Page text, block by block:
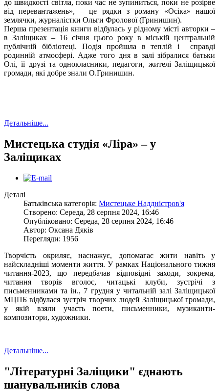
до швидкості світла, поки час не зупиниться, поки не розірве
від перевантажень», – це рядки з роману «Осіка» нашої
землячки, журналістки Ольги Фролової (Гринишин).
Перша презентація книги відбулась у рідному місті авторки –
в Заліщиках – 16 січня цього року в міській центральній
публічній бібліотеці. Подія пройшла в теплій і справді
родинній атмосфері. Адже того дня в залі зібралися батьки
Олі, її друзі та однокласники, педагоги, жителі Заліщицької
громади, які добре знали О.Гринишин.
Детальніше...
Мистецька студія «Ліра» – у
Заліщиках
Деталі
Батьківська категорія: Мистецьке Наддністров'я
Створено: Середа, 28 серпня 2024, 16:46
Опубліковано: Середа, 28 серпня 2024, 16:46
Автор: Оксана Дяків
Перегляди: 1956
Творчість окриляє, наснажує, допомагає жити навіть у
найскладніші моменти життя. У рамках Національного тижня
читання-2023, що передбачав відповідні заходи, зокрема,
читання творів вголос, читацькі клуби, зустрічі з
письменниками та ін., 7 грудня у читальній залі Заліщицької
МЦПБ відбулася зустріч творчих людей Заліщицької громади,
у якій взяли участь поети, письменники, музиканти-
композитори, художники.
Детальніше...
"Літературні Заліщики" єднають
шанувальників слова